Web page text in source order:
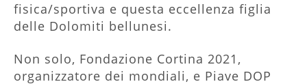
fisica/sportiva e questa eccellenza figlia
delle Dolomiti bellunesi.
Non solo, Fondazione Cortina 2021,
organizzatore dei mondiali, e Piave DOP